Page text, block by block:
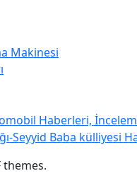
Makinesi
Haberleri,
Seyyid Baba külliyesi
themes.